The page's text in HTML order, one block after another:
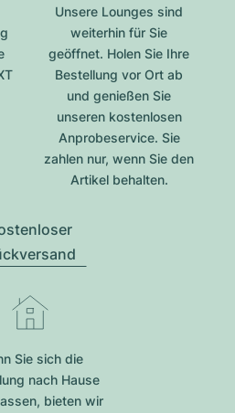
Unsere Lounges sind
weiterhin für Sie
geöffnet. Holen Sie Ihre
Bestellung vor Ort ab
und genießen Sie
unseren kostenlosen
Anprobeservice. Sie
zahlen nur, wenn Sie den
Artikel behalten.
Sie sich die
nach Hause
bieten wir